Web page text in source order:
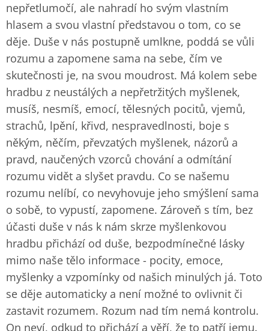
nepřetlumočí, ale nahradí ho svým vlastním
hlasem a svou vlastní představou o tom, co se
děje. Duše v nás postupně umlkne, poddá se vůli
rozumu a zapomene sama na sebe, čím ve
skutečnosti je, na svou moudrost. Má kolem sebe
hradbu z neustálých a nepřetržitých myšlenek,
musíš, nesmíš, emocí, tělesných pocitů, vjemů,
strachů, lpění, křivd, nespravedlnosti, boje s
někým, něčím, převzatých myšlenek, názorů a
pravd, naučených vzorců chování a odmítání
rozumu vidět a slyšet pravdu. Co se našemu
rozumu nelíbí, co nevyhovuje jeho smýšlení sama
o sobě, to vypustí, zapomene. Zároveň s tím, bez
účasti duše v nás k nám skrze myšlenkovou
hradbu přichází od duše, bezpodmínečné lásky
mimo naše tělo informace - pocity, emoce,
myšlenky a vzpomínky od našich minulých já. Toto
se děje automaticky a není možné to ovlivnit či
zastavit rozumem. Rozum nad tím nemá kontrolu.
On neví, odkud to přichází a věří, že to patří jemu.